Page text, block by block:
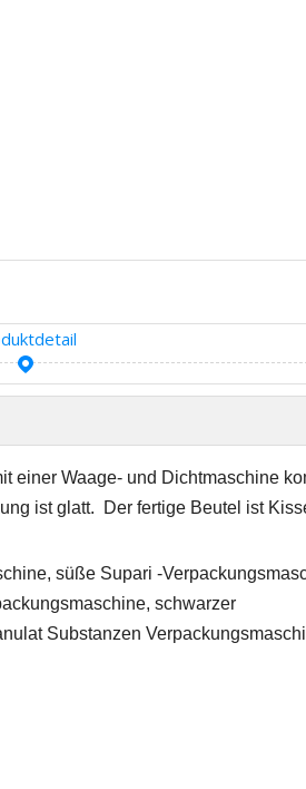
einer Waage- und Dichtmaschine
ist glatt.
Der fertige Beutel ist
süße Supari -
schwarzer
Substanzen